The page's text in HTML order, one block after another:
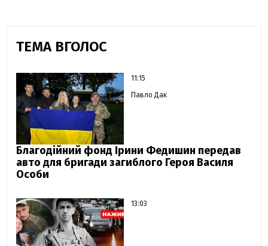
ТЕМА ВГОЛОС
11:15
Павло Дак
Благодійний фонд Ірини Федишин передав
авто для бригади загиблого Героя Василя
Особи
13:03